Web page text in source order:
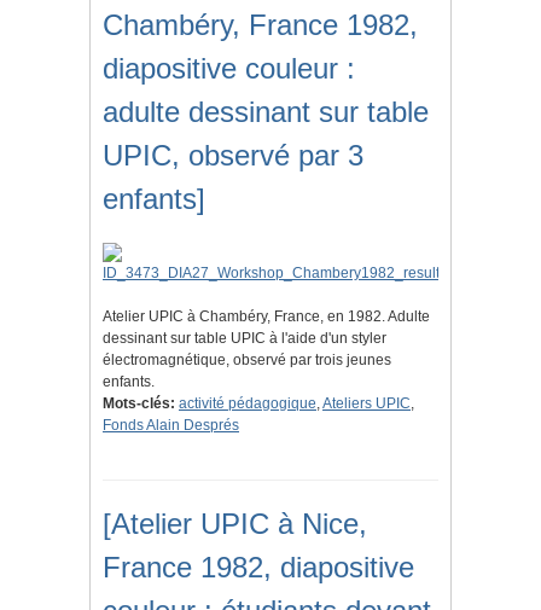
Chambéry, France 1982,
diapositive couleur :
adulte dessinant sur table
UPIC, observé par 3
enfants]
Atelier UPIC à Chambéry, France, en 1982. Adulte
dessinant sur table UPIC à l'aide d'un styler
électromagnétique, observé par trois jeunes
enfants.
Mots-clés: activité pédagogique,Ateliers UPIC,
Fonds Alain Després
[Atelier UPIC à Nice,
France 1982, diapositive